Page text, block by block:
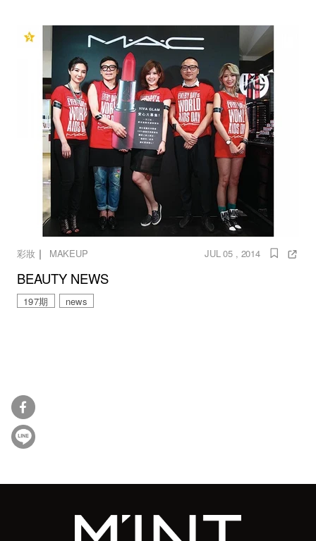
彩妝｜ MAKEUP JUL 05 , 2014
BEAUTY NEWS
197期 news